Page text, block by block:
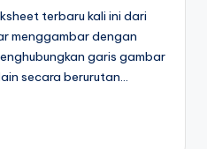
terbaru kali ini dari
menggambar dengan
garis gambar
secara berurutan…